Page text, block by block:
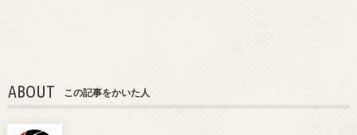
ABOUT この記事をかいた人